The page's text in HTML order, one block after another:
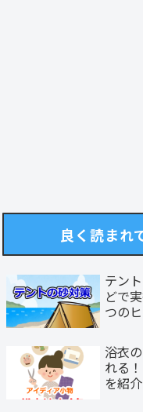
良く読まれ
テン
どで
つの
浴衣
れる
を紹介